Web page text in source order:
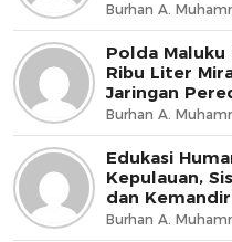
Burhan A.
Polda Maluku
Ribu Liter
Jaringan
Negara
Burhan A.
Edukasi
Kepulauan,
dan
Burhan A.